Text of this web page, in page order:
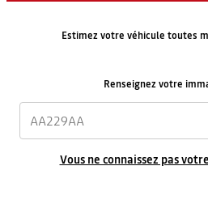
Estimez votre véhicule toutes
Renseignez votre
Vous ne connaissez pas